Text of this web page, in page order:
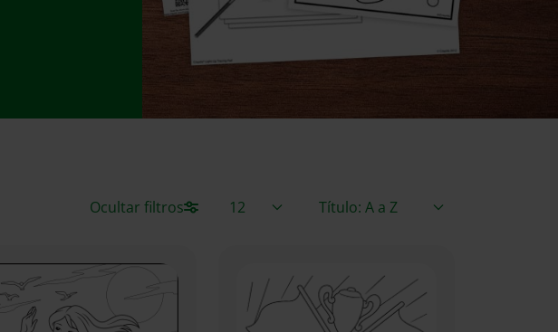
Ocultar filtros Elementos / PáginaOrdenar por